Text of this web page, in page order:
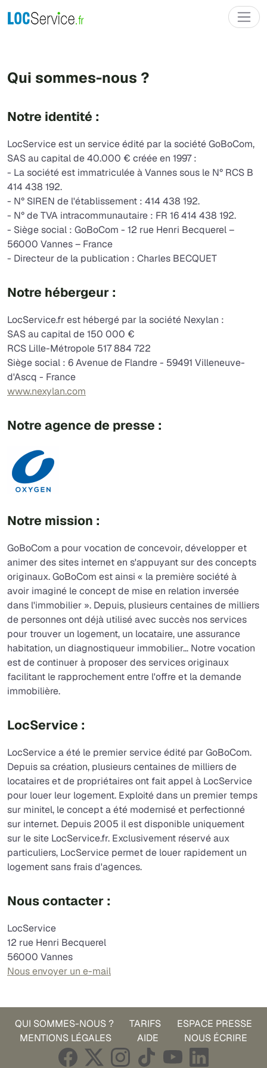
Qui sommes-nous ?
Notre identité :
LocService est un service édité par la société GoBoCom,
SAS au capital de 40.000 € créée en 1997 :
- La société est immatriculée à Vannes sous le N° RCS B
414 438 192.
- N° SIREN de l'établissement : 414 438 192.
- N° de TVA intracommunautaire : FR 16 414 438 192.
- Siège social : GoBoCom - 12 rue Henri Becquerel –
56000 Vannes – France
- Directeur de la publication : Charles BECQUET
Notre hébergeur :
LocService.fr est hébergé par la société Nexylan :
SAS au capital de 150 000 €
RCS Lille-Métropole 517 884 722
Siège social : 6 Avenue de Flandre - 59491 Villeneuve-
d'Ascq - France
www.nexylan.com
Notre agence de presse :
Notre mission :
GoBoCom a pour vocation de concevoir, développer et
animer des sites internet en s'appuyant sur des concepts
originaux. GoBoCom est ainsi « la première société à
avoir imaginé le concept de mise en relation inversée
dans l'immobilier ». Depuis, plusieurs centaines de milliers
de personnes ont déjà utilisé avec succès nos services
pour trouver un logement, un locataire, une assurance
habitation, un diagnostiqueur immobilier… Notre vocation
est de continuer à proposer des services originaux
facilitant le rapprochement entre l'offre et la demande
immobilière.
LocService :
LocService a été le premier service édité par GoBoCom.
Depuis sa création, plusieurs centaines de milliers de
locataires et de propriétaires ont fait appel à LocService
pour louer leur logement. Exploité dans un premier temps
sur minitel, le concept a été modernisé et perfectionné
sur internet. Depuis 2005 il est disponible uniquement
sur le site LocService.fr. Exclusivement réservé aux
particuliers, LocService permet de louer rapidement un
logement sans frais d'agences.
Nous contacter :
LocService
12 rue Henri Becquerel
56000 Vannes
Nous envoyer un e-mail
QUI SOMMES-NOUS ? TARIFS
ESPACE PRESSE
MENTIONS LÉGALES
AIDE NOUS ÉCRIRE